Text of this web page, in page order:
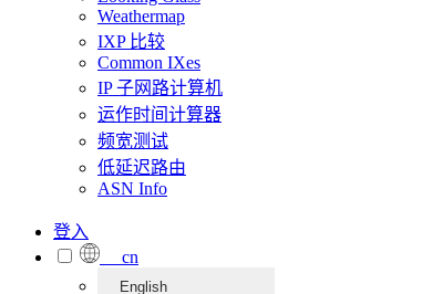
Weathermap
IXP 比较
Common IXes
IP 子网路计算机
运作时间计算器
频宽测试
低延迟路由
ASN Info
登入
cn
English